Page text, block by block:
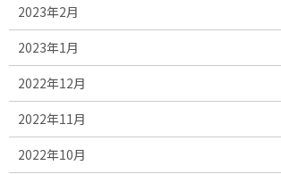
2023年2月
2023年1月
2022年12月
2022年11月
2022年10月